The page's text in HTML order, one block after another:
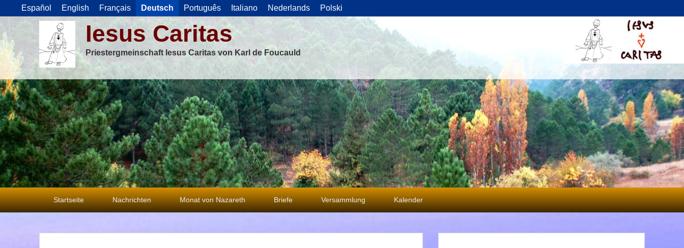
Español English Français Deutsch Português Italiano Nederlands Polski
Iesus Caritas
Priestergmeinschaft Iesus Caritas von Karl de Foucauld
Primäres
Menü
Startseite Nachrichten Monat von Nazareth Briefe Versammlung Kalender